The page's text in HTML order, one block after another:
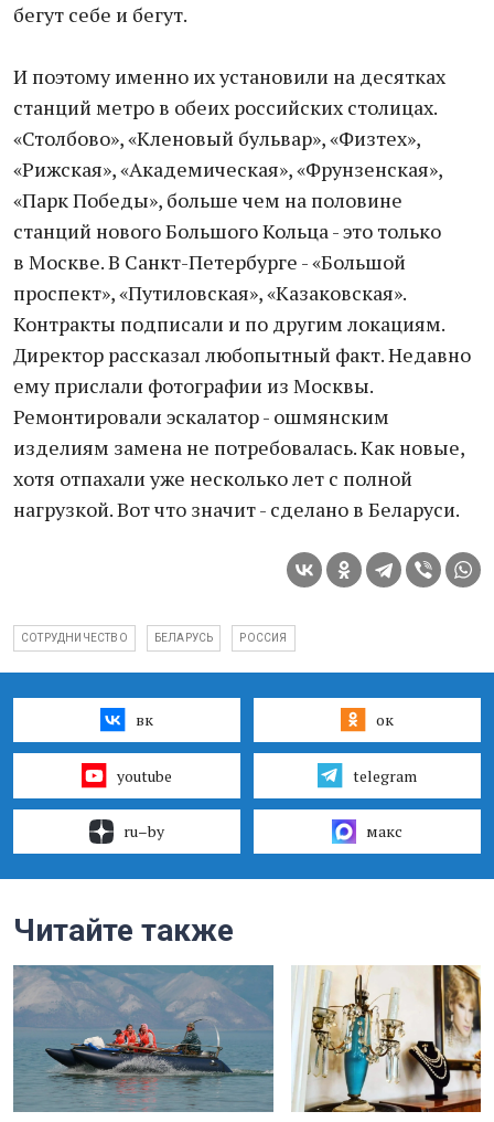
бегут себе и бегут.
И поэтому именно их установили на десятках
станций метро в обеих российских столицах.
«Столбово», «Кленовый бульвар», «Физтех»,
«Рижская», «Академическая», «Фрунзенская»,
«Парк Победы», больше чем на половине
станций нового Большого Кольца - это только
в Москве. В Санкт-Петербурге - «Большой
проспект», «Путиловская», «Казаковская».
Контракты подписали и по другим локациям.
Директор рассказал любопытный факт. Недавно
ему прислали фотографии из Москвы.
Ремонтировали эскалатор - ошмянским
изделиям замена не потребовалась. Как новые,
хотя отпахали уже несколько лет с полной
нагрузкой. Вот что значит - сделано в Беларуси.
СОТРУДНИЧЕСТВО БЕЛАРУСЬ РОССИЯ
вк ок
youtube telegram
ru–by макс
Читайте также